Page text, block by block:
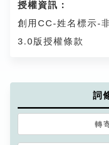
授權資訊：
創用CC-姓名標示-
3.0版授權條款
詞
轉